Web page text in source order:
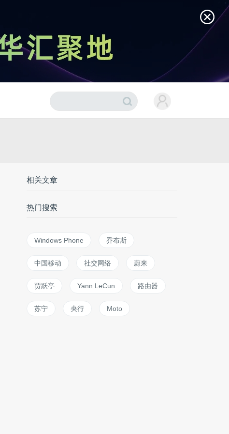
相关文章
热门搜索
Windows Phone 乔布斯
中国移动 社交网络 蔚来
贾跃亭 Yann LeCun 路由器
苏宁 央行 Moto